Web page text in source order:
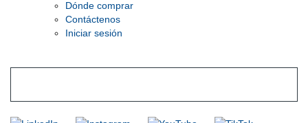
Dónde comprar
Contáctenos
Iniciar sesión